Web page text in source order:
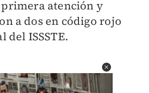
atención y
a dos en código rojo
del ISSSTE.